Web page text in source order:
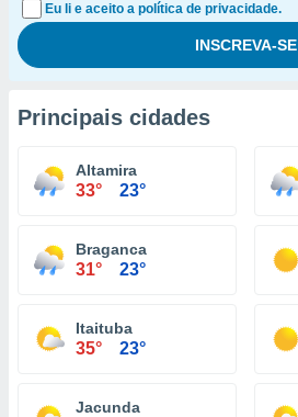
Eu li e aceito a política de privacidade.
Principais cidades
Altamira
33° 23°
Braganca
31° 23°
Itaituba
35° 23°
Jacunda